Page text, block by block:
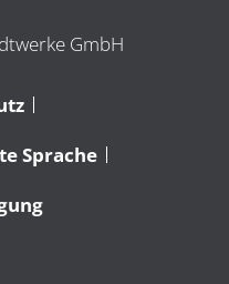
GmbH
Sprache